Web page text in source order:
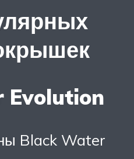
Evolution
Black Water